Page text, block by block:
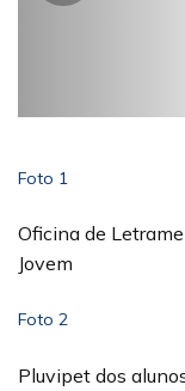
Foto 1
Oficina de
Jovem
Foto 2
Pluvipet dos